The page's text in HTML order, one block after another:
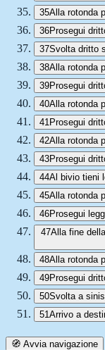
35Alla rotonda
36Prosegui
37Svolta dritto
38Alla rotonda
39Prosegui
40Alla rotonda
41 Prosegui
42Alla rotonda
43Prosegui
44Al bivio tieni
45Alla rotonda
46Prosegui
47Alla fine
48Alla rotonda
49Prosegui
50Svolta a
51Arrivo a
🧭 Avvia navigazione